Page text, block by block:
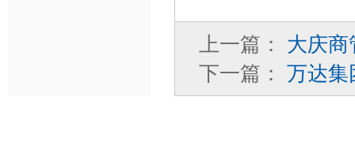
上一篇：
大庆商
下一篇： 万达集